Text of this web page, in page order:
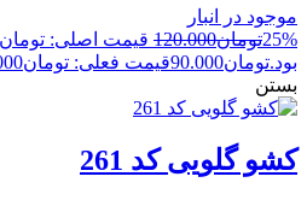
موجود در انبار
25%تومان120.000
بود.تومان90.000قیمت فعلی: تومان90.000.
بستن
کشو گلویی کد 261